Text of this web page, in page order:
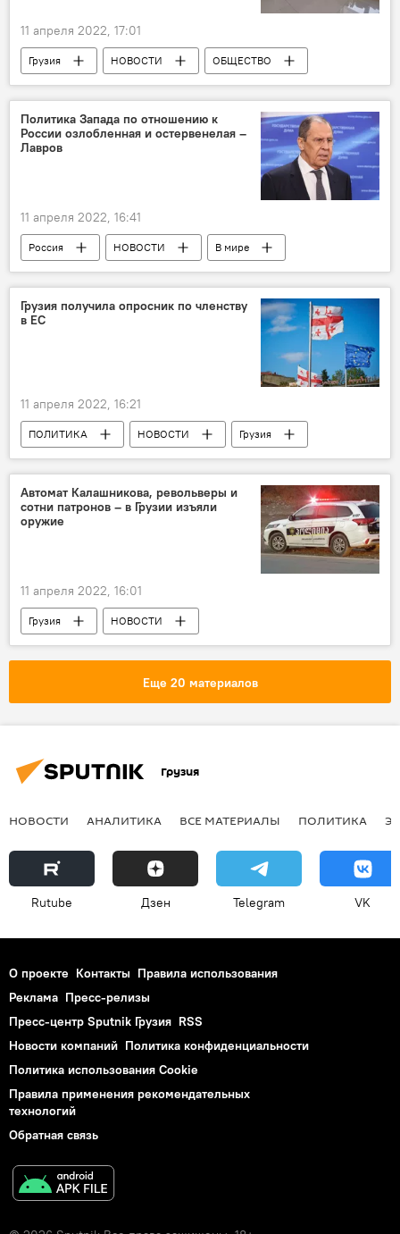
11 апреля 2022, 17:01
Грузия НОВОСТИ
ОБЩЕСТВО
Здравоохранение в Грузии
Министерство здравоохранения Грузии
Коронавирус COVID-19
Политика Запада по отношению к
России озлобленная и остервенелая –
Лавров
11 апреля 2022, 16:41
Россия НОВОСТИ
В мире
Владимир Путин
Украина
Обострение ситуации вокруг Украины
Грузия получила опросник по членству
в ЕС
11 апреля 2022, 16:21
ПОЛИТИКА НОВОСТИ
Грузия
Европарламент
Украина
Ираклий Кобахидзе
Евросоюз
Автомат Калашникова, револьверы и
сотни патронов – в Грузии изъяли
оружие
11 апреля 2022, 16:01
Грузия
НОВОСТИ
ПРОИСШЕСТВИЯ
Преступность в Грузии
Еще 20 материалов
Грузия
НОВОСТИ АНАЛИТИКА ВСЕ МАТЕРИАЛЫ ПОЛИТИКА
Rutube Дзен Telegram VK
О проекте Контакты Правила использования
Реклама Пресс-релизы
Пресс-центр Sputnik Грузия RSS
Новости компаний Политика конфиденциальности
Политика использования Cookie
Правила применения рекомендательных
технологий
Обратная связь